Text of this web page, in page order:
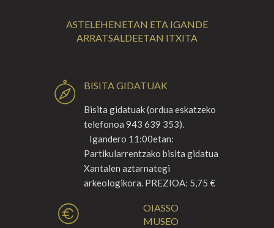
ASTELEHENETAN ETA IGANDE
ARRATSALDEETAN ITXITA
BISITA GIDATUAK
Bisita gidatuak (ordua eskatzeko
telefonoa 943 639 353).
Igandero 11:00etan:
Partikularrentzako bisita gidatua
Xantalen aztarnategi
arkeologikora. PREZIOA: 5,75 €
OIASSO
MUSEO